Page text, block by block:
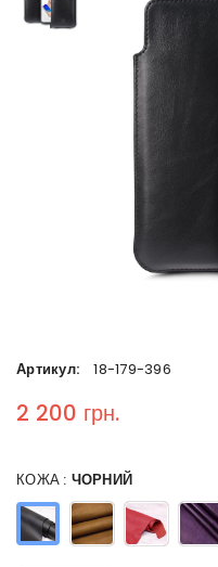
Артикул: 18-179-396
Regular price
2 200 грн.
КОЖА : ЧОРНИЙ